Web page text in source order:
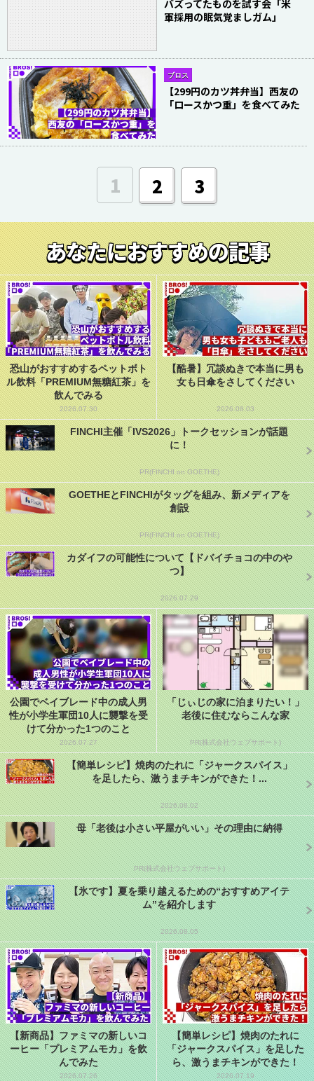
バズってたものを試す会「米
軍採用の眠気覚ましガム」
ブロス
【299円のカツ丼弁当】西友の
「ロースかつ重」を食べてみた
1 2 3
あなたにおすすめの記事
恐山がおすすめするペットボト
ル飲料「PREMIUM無糖紅茶」を
飲んでみる
2026.07.30
【酷暑】冗談ぬきで本当に男も
女も日傘をさしてください
2026.08.03
FINCHI主催「IVS2026」トークセッションが話題
に！
PR(FINCHI on GOETHE)
GOETHEとFINCHIがタッグを組み、新メディアを
創設
PR(FINCHI on GOETHE)
カダイフの可能性について【ドバイチョコの中のや
つ】
2026.07.29
公園でベイブレード中の成人男
性が小学生軍団10人に襲撃を受
けて分かった1つのこと
2026.07.27
「じぃじの家に泊まりたい！」
老後に住むならこんな家
PR(株式会社ウェブサポート)
【簡単レシピ】焼肉のたれに「ジャークスパイス」
を足したら、激うまチキンができた！...
2026.08.02
母「老後は小さい平屋がいい」その理由に納得
PR(株式会社ウェブサポート)
【氷です】夏を乗り越えるための“おすすめアイテ
ム”を紹介します
2026.08.05
【新商品】ファミマの新しいコ
ーヒー「プレミアムモカ」を飲
んでみた
2026.07.26
【簡単レシピ】焼肉のたれに
「ジャークスパイス」を足した
ら、激うまチキンができた！
2026.07.19